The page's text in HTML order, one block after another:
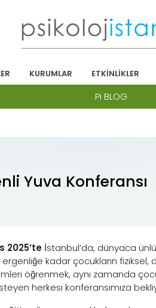
KURUMLAR ETKİNLİKLER
Pi BLOG
Yuva Konferansı
2025’te İstanbul’da, dünyaca
kadar çocukların fiziksel,
öğrenmek, aynı zamanda
herkesi konferansımıza